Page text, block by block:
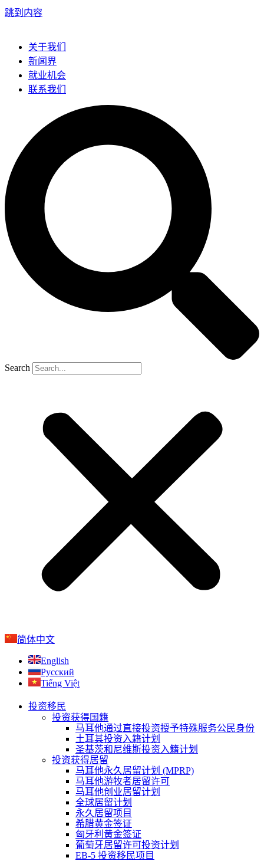
跳到内容
关于我们
新闻界
就业机会
联系我们
Search
简体中文
English
Русский
Tiếng Việt
投资移民
投资获得国籍
马耳他通过直接投资授予特殊服务公民身份
土耳其投资入籍计划
圣基茨和尼维斯投资入籍计划
投资获得居留
马耳他永久居留计划 (MPRP)​
马耳他游牧者居留许可
马耳他创业居留计划
全球居留计划
永久居留项目
希腊黄金签证
匈牙利黄金签证
葡萄牙居留许可投资计划
EB-5 投资移民项目